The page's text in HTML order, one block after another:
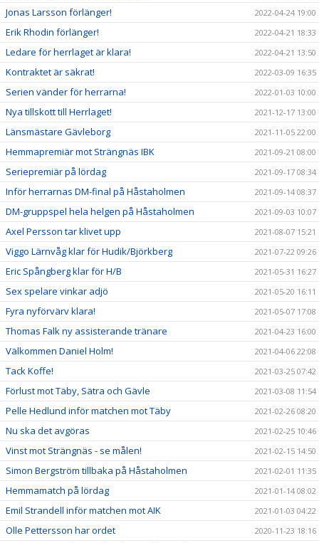
Jonas Larsson förlänger! 2022-04-24 19:00
Erik Rhodin förlänger! 2022-04-21 18:33
Ledare för herrlaget är klara! 2022-04-21 13:50
Kontraktet är säkrat! 2022-03-09 16:35
Serien vänder för herrarna! 2022-01-03 10:00
Nya tillskott till Herrlaget! 2021-12-17 13:00
Länsmästare Gävleborg 2021-11-05 22:00
Hemmapremiär mot Strängnäs IBK 2021-09-21 08:00
Seriepremiär på lördag 2021-09-17 08:34
Inför herrarnas DM-final på Håstaholmen 2021-09-14 08:37
DM-gruppspel hela helgen på Håstaholmen 2021-09-03 10:07
Axel Persson tar klivet upp 2021-08-07 15:21
Viggo Lärnvåg klar för Hudik/Björkberg 2021-07-22 09:26
Eric Spångberg klar för H/B 2021-05-31 16:27
Sex spelare vinkar adjö 2021-05-20 16:11
Fyra nyförvärv klara! 2021-05-07 17:08
Thomas Falk ny assisterande tränare 2021-04-23 16:00
Välkommen Daniel Holm! 2021-04-06 22:08
Tack Koffe! 2021-03-25 07:42
Förlust mot Täby, Sätra och Gävle 2021-03-08 11:54
Pelle Hedlund inför matchen mot Täby 2021-02-26 08:20
Nu ska det avgöras 2021-02-25 10:46
Vinst mot Strängnäs - se målen! 2021-02-15 14:50
Simon Bergström tillbaka på Håstaholmen 2021-02-01 11:35
Hemmamatch på lördag 2021-01-14 08:02
Emil Strandell inför matchen mot AIK 2021-01-03 04:22
Olle Pettersson har ordet 2020-11-23 18:16